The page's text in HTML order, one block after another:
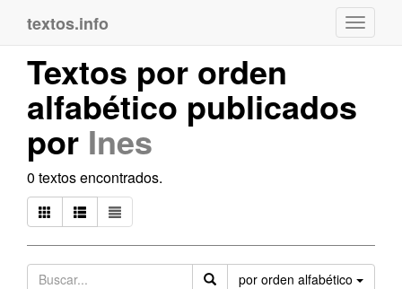
textos.info
Textos por orden
alfabético publicados
por Ines
0 textos encontrados.
por orden alfabético